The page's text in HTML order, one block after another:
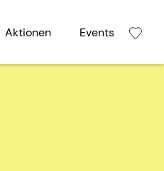
Aktionen Events